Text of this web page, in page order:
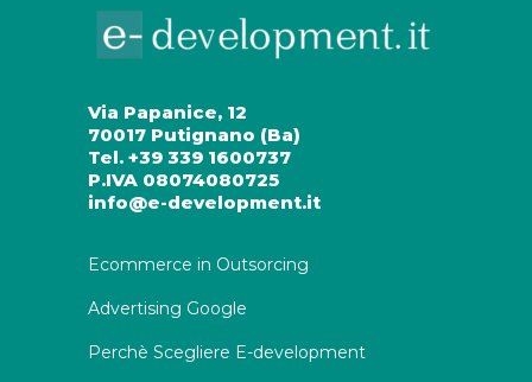
Via Papanice, 12
70017 Putignano (Ba)
Tel. +39 339 1600737
P.IVA 08074080725
info@e-development.it
Ecommerce in Outsorcing
Advertising Google
Perchè Scegliere E-development